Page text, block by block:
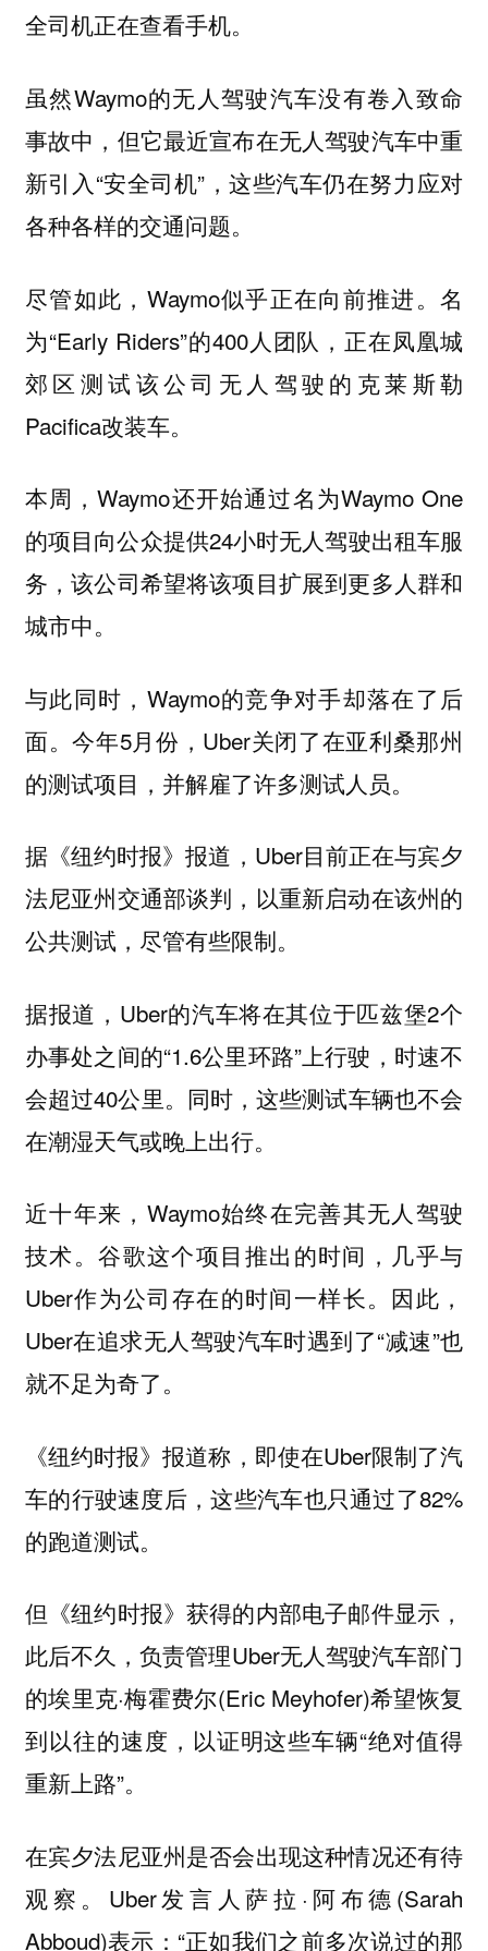
全司机正在查看手机。
虽然Waymo的无人驾驶汽车没有卷入致命
事故中，但它最近宣布在无人驾驶汽车中重
新引入“安全司机”，这些汽车仍在努力应对
各种各样的交通问题。
尽管如此，Waymo似乎正在向前推进。名
为“Early Riders”的400人团队，正在凤凰城
郊区测试该公司无人驾驶的克莱斯勒
Pacifica改装车。
本周，Waymo还开始通过名为Waymo One
的项目向公众提供24小时无人驾驶出租车服
务，该公司希望将该项目扩展到更多人群和
城市中。
与此同时，Waymo的竞争对手却落在了后
面。今年5月份，Uber关闭了在亚利桑那州
的测试项目，并解雇了许多测试人员。
据《纽约时报》报道，Uber目前正在与宾夕
法尼亚州交通部谈判，以重新启动在该州的
公共测试，尽管有些限制。
据报道，Uber的汽车将在其位于匹兹堡2个
办事处之间的“1.6公里环路”上行驶，时速不
会超过40公里。同时，这些测试车辆也不会
在潮湿天气或晚上出行。
近十年来，Waymo始终在完善其无人驾驶
技术。谷歌这个项目推出的时间，几乎与
Uber作为公司存在的时间一样长。因此，
Uber在追求无人驾驶汽车时遇到了“减速”也
就不足为奇了。
《纽约时报》报道称，即使在Uber限制了汽
车的行驶速度后，这些汽车也只通过了82%
的跑道测试。
但《纽约时报》获得的内部电子邮件显示，
此后不久，负责管理Uber无人驾驶汽车部门
的埃里克·梅霍费尔(Eric Meyhofer)希望恢复
到以往的速度，以证明这些车辆“绝对值得
重新上路”。
在宾夕法尼亚州是否会出现这种情况还有待
观察。Uber发言人萨拉·阿布德(Sarah
Abboud)表示：“正如我们之前多次说过的那